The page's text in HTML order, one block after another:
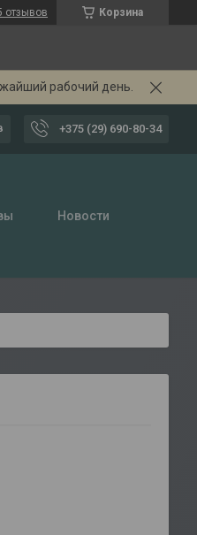
Корзина
отзывов
рабочий день.
+375 (29) 690-80-34
Новости